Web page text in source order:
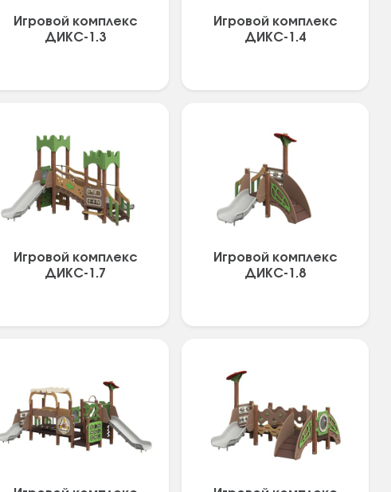
Игровой комплекс
ДИКС-1.3
Игровой комплекс
ДИКС-1.4
Игровой комплекс
ДИКС-1.7
Игровой комплекс
ДИКС-1.8